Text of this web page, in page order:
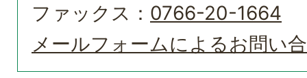
ファックス： 0766-20-1664
メールフォームによるお問い